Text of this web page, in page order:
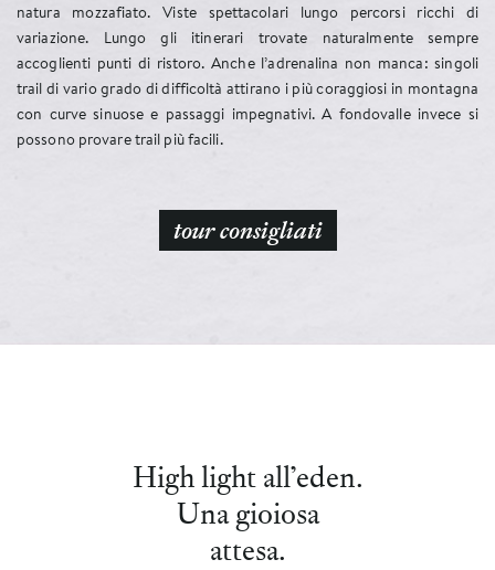
natura mozzafiato. Viste spettacolari lungo percorsi ricchi di
variazione. Lungo gli itinerari trovate naturalmente sempre
accoglienti punti di ristoro. Anche l’adrenalina non manca: singoli
trail di vario grado di difficoltà attirano i più coraggiosi in montagna
con curve sinuose e passaggi impegnativi. A fondovalle invece si
possono provare trail più facili.
tour consigliati
mitologia. Gli avventurieri saranno portati ad altezze elevate e gli
escursionisti più ambiziosi partiranno per una scalata di un’alta cima.
Qui ognuno troverà l'avventura adatta. Tutte hanno in comune una
vista spettacolare della regione con laghi e cime montuose. Partite
alla scoperta individuale della natura altoatesina e tornate all'Hotel
eden con uno zaino pieno di ricordi ed esperienze straordinarie.
eden Wellness
High light all’eden.
Una gioiosa
attesa.